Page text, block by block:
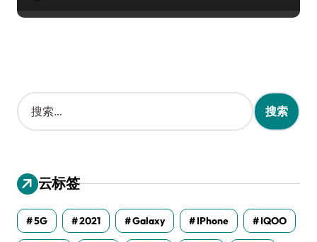
搜
索
：
云标签
5G 2021 Galaxy IPhone IQOO